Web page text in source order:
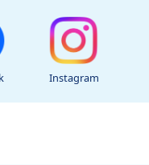
Instagram